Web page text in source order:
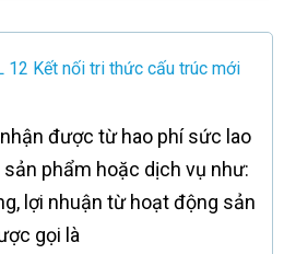
12 Kết nối tri thức cấu trúc mới
được từ hao phí sức lao
phẩm hoặc dịch vụ như:
lợi nhuận từ hoạt động sản
gọi là